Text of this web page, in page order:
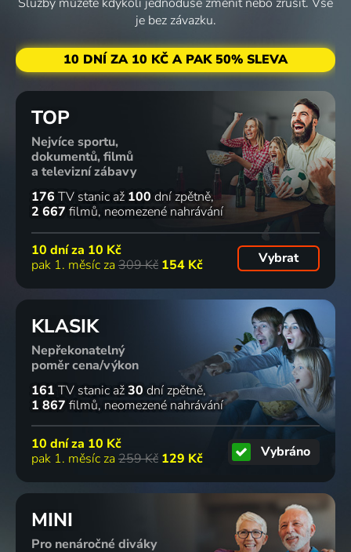
je bez závazku.
10 DNÍ ZA 10 KČ A PAK 50% SLEVA
TOP
Nejvíce sportu,
dokumentů, filmů
a televizní zábavy
176 TV stanic až 100 dní zpětně
2 667 filmů neomezené nahrávání
10 dní za 10 Kč
pak 1. měsíc za 309 Kč 154 Kč Vybrat
KLASIK
Nepřekonatelný
poměr cena/výkon
161 TV stanic až30 dní zpětně
1 867 filmů neomezené nahrávání
10 dní za 10 Kč
pak 1. měsíc za 259 Kč 129 Kč Vybráno
MINI
Pro nenáročné diváky